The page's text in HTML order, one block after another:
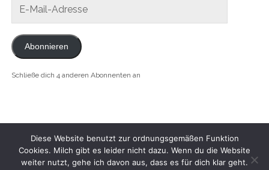
Mail-
Adresse
Abonnieren
Schließe dich 4 anderen Abonnenten an
Diese Website benutzt zur ordnungsgemäßen Funktion
Cookies. Milch gibt es leider nicht dazu. Wenn du die Website
weiter nutzt, gehe ich davon aus, dass es für dich klar geht.